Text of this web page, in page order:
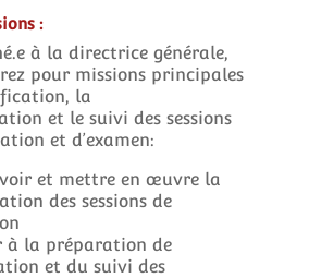
:
à la directrice générale,
pour missions principales
la
et le suivi des sessions
et d’examen:
et mettre en œuvre la
des sessions de
à la préparation de
et du suivi des